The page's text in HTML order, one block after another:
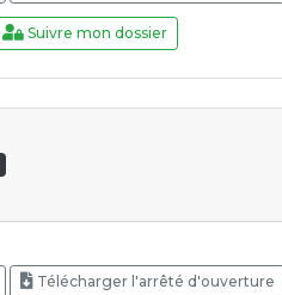
Suivre mon dossier
Télécharger l'arrêté d'ouverture